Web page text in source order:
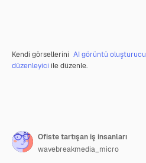
Kendi görsellerini AI görüntü oluşturucu
düzenleyici ile düzenle.
Ofiste tartışan iş insanları
wavebreakmedia_micro